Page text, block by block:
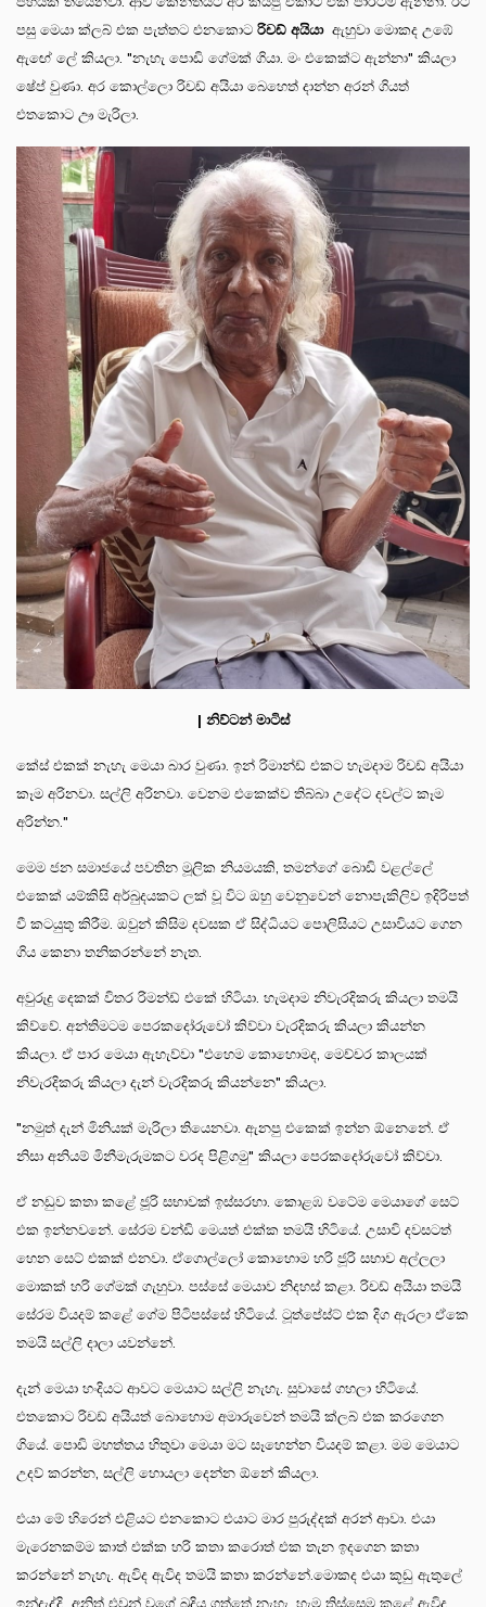
පසු මෙයා ක්ලබ් එක පැත්තට එනකොට රිචඩ් අයියාඇහුවා මොකද උඹේ
ඇඟේ ලේ කියලා. "නැහැ පොඩි ගේමක් ගියා. මං එකෙක්ට ඇන්නා" කියලා
ෂේප් වුණා. අර කොල්ලො රිචඩ් අයියා බෙහෙත් දාන්න අරන් ගියත්
එතකොට ඌ මැරිලා.
| නිව්ටන් මාටිස්
කේස් එකක් නැහැ මෙයා බාර වුණා. ඉන් රිමාන්ඩ් එකට හැමදාම රිචඩ් අයියා
කෑම අරිනවා. සල්ලි අරිනවා. වෙනම එකෙක්ව තිබ්බා උදේට දවල්ට කෑම
අරින්න."
මෙම ජන සමාජයේ පවතින මූලික නියමයකි, තමන්ගේ බොඩි වළල්ලේ
එකෙක් යම්කිසි අර්බුදයකට ලක් වූ විට ඔහු වෙනුවෙන් නොපැකිලිව ඉදිරිපත්
වී කටයුතු කිරීම. ඔවුන් කිසිම දවසක ඒ සිද්ධියට පොලිසියට උසාවියට ගෙන
ගිය කෙනා තනිකරන්නේ නැත.
අවුරුදු දෙකක් විතර රිමන්ඩ් එකේ හිටියා. හැමදාම නිවැරදිකරු කියලා තමයි
කිව්වේ. අන්තිමටම පෙරකදෝරුවෝ කිව්වා වැරදිකරු කියලා කියන්න
කියලා. ඒ පාර මෙයා ඇහැව්වා "එහෙම කොහොමද, මෙච්චර කාලයක්
නිවැරදිකරු කියලා දැන් වැරදිකරු කියන්නෙ" කියලා.
"නමුත් දැන් මිනියක් මැරිලා තියෙනවා. ඇනපු එකෙක් ඉන්න ඕනෙනේ. ඒ
නිසා අනියම් මිනීමැරුමකට වරද පිළිගමු" කියලා පෙරකදෝරුවෝ කිව්වා.
ඒ නඩුව කතා කළේ ජූරි සභාවක් ඉස්සරහා. කොළඹ වටේම මෙයාගේ සෙට්
එක ඉන්නවනේ. සේරම චන්ඩි මෙයත් එක්ක තමයි හිටියේ. උසාවි දවසටත්
හෙන සෙට් එකක් එනවා. ඒගොල්ලෝ කොහොම හරි ජූරි සභාව අල්ලලා
මොකක් හරි ගේමක් ගැහුවා. පස්සේ මෙයාව නිදහස් කළා. රිචඩ් අයියා තමයි
සේරම වියදම් කළේ ගේම පිටිපස්සේ හිටියේ. ටූත්පේස්ට් එක දිග ඇරලා ඒකෙ
තමයි සල්ලි දාලා යවන්නේ.
දැන් මෙයා හංදියට ආවට මෙයාට සල්ලි නැහැ. සුවාසේ ගහලා හිටියේ.
එතකොට රිචඩ් අයියත් බොහොම අමාරුවෙන් තමයි ක්ලබ් එක කරගෙන
ගියේ. පොඩි මහත්තය හිතුවා මෙයා මට සෑහෙන්න වියදම් කළා. මම මෙයාට
උදව් කරන්න, සල්ලි හොයලා දෙන්න ඕනේ කියලා.
එයා මේ හිරෙන් එළියට එනකොට එයාට මාර පුරුද්දක් අරන් ආවා. එයා
මැරෙනකම්ම කාත් එක්ක හරි කතා කරොත් එක තැන ඉදගෙන කතා
කරන්නේ නැහැ. ඇවිද ඇවිද තමයි කතා කරන්නේ.මොකද එයා කූඩු ඇතුලේ
ඉන්දැද්දි අනිත් එවුන් වගේ බුදිය ගත්තේ නැහැ. හැම තිස්සෙම කළේ ඇවිද